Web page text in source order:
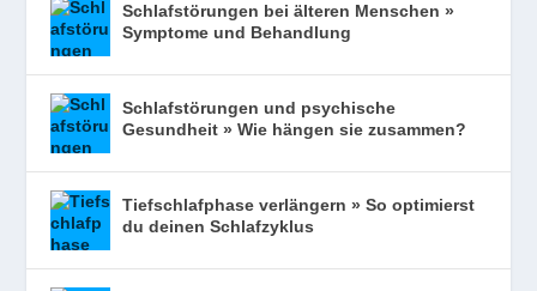
Schlafstörungen bei älteren Menschen »
Symptome und Behandlung
Schlafstörungen und psychische
Gesundheit » Wie hängen sie zusammen?
Tiefschlafphase verlängern » So optimierst
du deinen Schlafzyklus